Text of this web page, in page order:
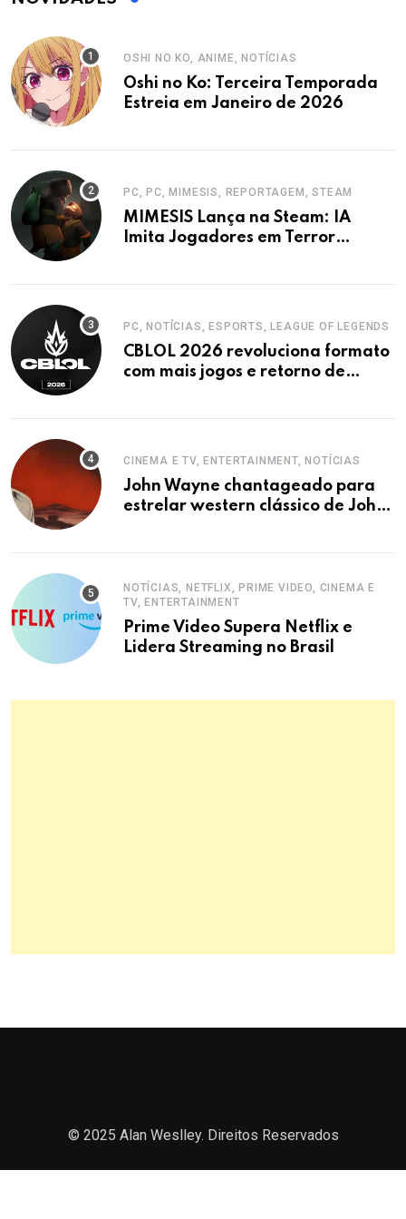
OSHI NO KO, ANIME, NOTÍCIAS
Oshi no Ko: Terceira Temporada
Estreia em Janeiro de 2026
PC, PC, MIMESIS, REPORTAGEM, STEAM
MIMESIS Lança na Steam: IA
Imita Jogadores em Terror
PC, NOTÍCIAS, ESPORTS, LEAGUE OF LEGENDS
CBLOL 2026 revoluciona formato
com mais jogos e retorno de
CINEMA E TV, ENTERTAINMENT, NOTÍCIAS
John Wayne chantageado para
estrelar western clássico de John
NOTÍCIAS, NETFLIX, PRIME VIDEO, CINEMA E
TV, ENTERTAINMENT
Prime Video Supera Netflix e
Lidera Streaming no Brasil
© 2025 Alan Weslley. Direitos Reservados